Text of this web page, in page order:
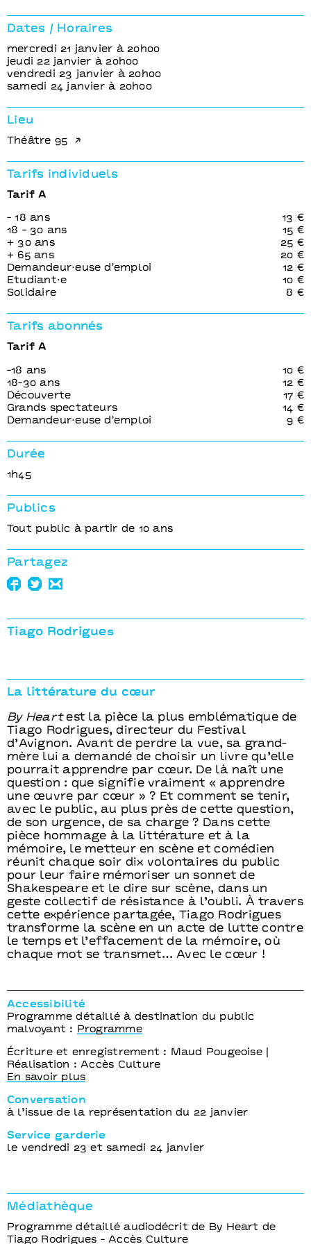
Tiago Rodrigues
La littérature du cœur
By Heartest la pièce la plus emblématique de
Tiago Rodrigues, directeur du Festival
d’Avignon. Avant de perdre la vue, sa grand-
mère lui a demandé de choisir un livre qu’elle
pourrait apprendre par cœur. De là naît une
question : que signifie vraiment « apprendre
une œuvre par cœur » ? Et comment se tenir,
avec le public, au plus près de cette question,
de son urgence, de sa charge ? Dans cette
pièce hommage à la littérature et à la
mémoire, le metteur en scène et comédien
réunit chaque soir dix volontaires du public
pour leur faire mémoriser un sonnet de
Shakespeare et le dire sur scène, dans un
geste collectif de résistance à l’oubli. À travers
cette expérience partagée, Tiago Rodrigues
transforme la scène en un acte de lutte contre
le temps et l’effacement de la mémoire, où
chaque mot se transmet… Avec le cœur !
Accessibilité
Programme détaillé à destination du public
malvoyant :
Programme
Écriture et enregistrement : Maud Pougeoise |
Réalisation : Accès Culture
En savoir plus
Conversation
à l’issue de la représentation du 22 janvier
Service garderie
le vendredi 23 et samedi 24 janvier
Médiathèque
Programme détaillé audiodécrit de By Heart de
Tiago Rodrigues - Accès Culture
Dates / Horaires
mercredi 21 janvier à 20h00
jeudi 22 janvier à 20h00
vendredi 23 janvier à 20h00
samedi 24 janvier à 20h00
Lieu
Théâtre 95
Tarifs individuels
Tarif A
- 18 ans
13 €
18 - 30 ans
15 €
+ 30 ans
25 €
+ 65 ans
20 €
Demandeur⋅euse d'emploi
12 €
Etudiant⋅e
10 €
Solidaire
8 €
Tarifs abonnés
Tarif A
-18 ans
10 €
18-30 ans
12 €
Découverte
17 €
Grands spectateurs
14 €
Demandeur⋅euse d'emploi
9 €
Durée
1h45
Publics
Tout public à partir de 10 ans
Partagez